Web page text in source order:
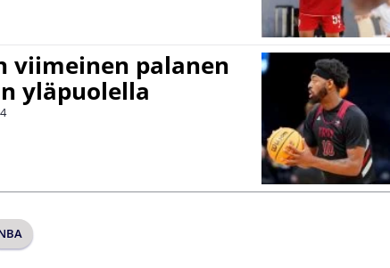
viimeinen palanen
yläpuolella